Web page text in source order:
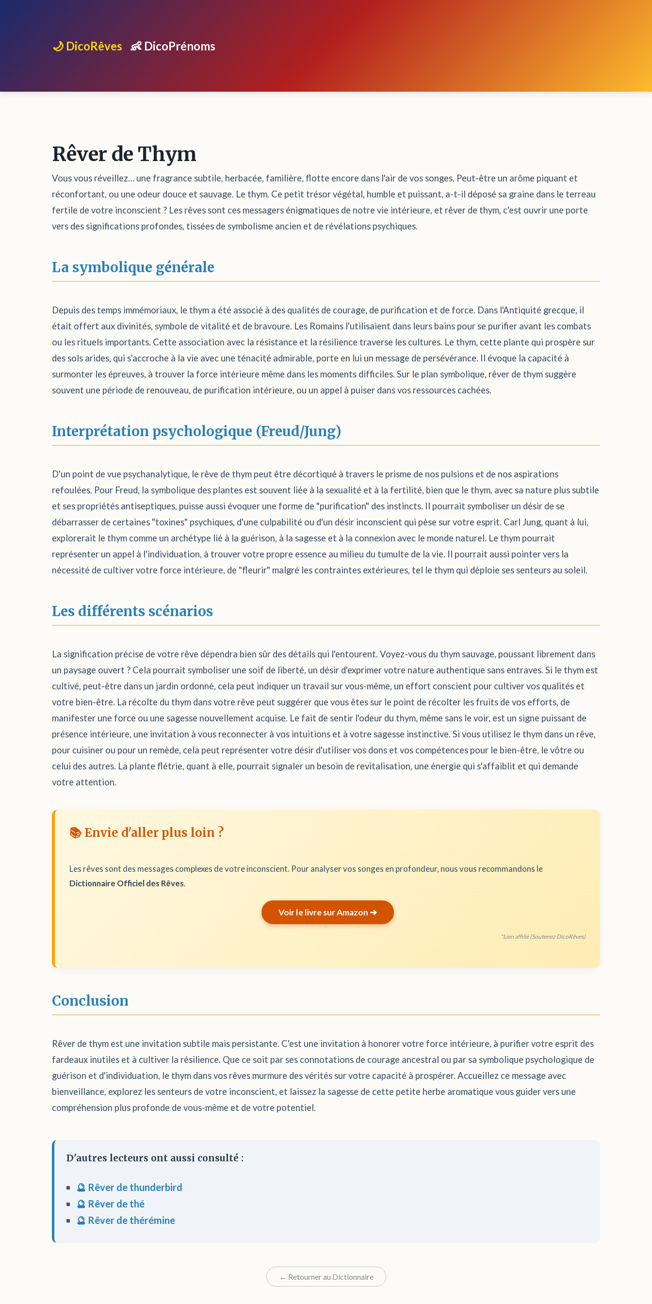
🌙 DicoRêves 👶 DicoPrénoms
Rêver de Thym
Vous vous réveillez… une fragrance subtile, herbacée, familière, flotte encore dans l'air de vos songes. Peut-être un arôme piquant et
réconfortant, ou une odeur douce et sauvage. Le thym. Ce petit trésor végétal, humble et puissant, a-t-il déposé sa graine dans le terreau
fertile de votre inconscient ? Les rêves sont ces messagers énigmatiques de notre vie intérieure, et rêver de thym, c'est ouvrir une porte
vers des significations profondes, tissées de symbolisme ancien et de révélations psychiques.
La symbolique générale
Depuis des temps immémoriaux, le thym a été associé à des qualités de courage, de purification et de force. Dans l'Antiquité grecque, il
était offert aux divinités, symbole de vitalité et de bravoure. Les Romains l'utilisaient dans leurs bains pour se purifier avant les combats
ou les rituels importants. Cette association avec la résistance et la résilience traverse les cultures. Le thym, cette plante qui prospère sur
des sols arides, qui s'accroche à la vie avec une ténacité admirable, porte en lui un message de persévérance. Il évoque la capacité à
surmonter les épreuves, à trouver la force intérieure même dans les moments difficiles. Sur le plan symbolique, rêver de thym suggère
souvent une période de renouveau, de purification intérieure, ou un appel à puiser dans vos ressources cachées.
Interprétation psychologique (Freud/Jung)
D'un point de vue psychanalytique, le rêve de thym peut être décortiqué à travers le prisme de nos pulsions et de nos aspirations
refoulées. Pour Freud, la symbolique des plantes est souvent liée à la sexualité et à la fertilité, bien que le thym, avec sa nature plus subtile
et ses propriétés antiseptiques, puisse aussi évoquer une forme de "purification" des instincts. Il pourrait symboliser un désir de se
débarrasser de certaines "toxines" psychiques, d'une culpabilité ou d'un désir inconscient qui pèse sur votre esprit. Carl Jung, quant à lui,
explorerait le thym comme un archétype lié à la guérison, à la sagesse et à la connexion avec le monde naturel. Le thym pourrait
représenter un appel à l'individuation, à trouver votre propre essence au milieu du tumulte de la vie. Il pourrait aussi pointer vers la
nécessité de cultiver votre force intérieure, de "fleurir" malgré les contraintes extérieures, tel le thym qui déploie ses senteurs au soleil.
Les différents scénarios
La signification précise de votre rêve dépendra bien sûr des détails qui l'entourent. Voyez-vous du thym sauvage, poussant librement dans
un paysage ouvert ? Cela pourrait symboliser une soif de liberté, un désir d'exprimer votre nature authentique sans entraves. Si le thym est
cultivé, peut-être dans un jardin ordonné, cela peut indiquer un travail sur vous-même, un effort conscient pour cultiver vos qualités et
votre bien-être. La récolte du thym dans votre rêve peut suggérer que vous êtes sur le point de récolter les fruits de vos efforts, de
manifester une force ou une sagesse nouvellement acquise. Le fait de sentir l'odeur du thym, même sans le voir, est un signe puissant de
présence intérieure, une invitation à vous reconnecter à vos intuitions et à votre sagesse instinctive. Si vous utilisez le thym dans un rêve,
pour cuisiner ou pour un remède, cela peut représenter votre désir d'utiliser vos dons et vos compétences pour le bien-être, le vôtre ou
celui des autres. La plante flétrie, quant à elle, pourrait signaler un besoin de revitalisation, une énergie qui s'affaiblit et qui demande
votre attention.
📚 Envie d'aller plus loin ?
Les rêves sont des messages complexes de votre inconscient. Pour analyser vos songes en profondeur, nous vous recommandons le
Dictionnaire Officiel des Rêves.
Voir le livre sur Amazon ➔
*Lien affilié (Soutenez DicoRêves)
Conclusion
Rêver de thym est une invitation subtile mais persistante. C'est une invitation à honorer votre force intérieure, à purifier votre esprit des
fardeaux inutiles et à cultiver la résilience. Que ce soit par ses connotations de courage ancestral ou par sa symbolique psychologique de
guérison et d'individuation, le thym dans vos rêves murmure des vérités sur votre capacité à prospérer. Accueillez ce message avec
bienveillance, explorez les senteurs de votre inconscient, et laissez la sagesse de cette petite herbe aromatique vous guider vers une
compréhension plus profonde de vous-même et de votre potentiel.
D'autres lecteurs ont aussi consulté :
🔮 Rêver de thunderbird
🔮 Rêver de thé
🔮 Rêver de thérémine
← Retourner au Dictionnaire